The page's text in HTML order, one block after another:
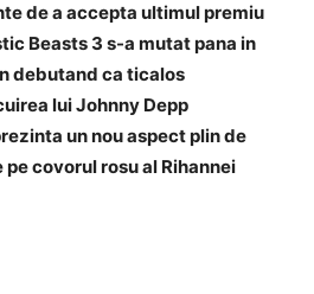
de a accepta ultimul premiu
Beasts 3 s-a mutat pana in
debutand ca ticalos
lui Johnny Depp
un nou aspect plin de
covorul rosu al Rihannei